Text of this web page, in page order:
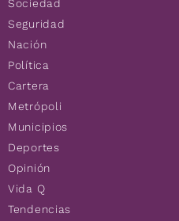
Sociedad
Seguridad
Nación
Política
Cartera
Metrópoli
Municipios
Deportes
Opinión
Vida Q
Tendencias